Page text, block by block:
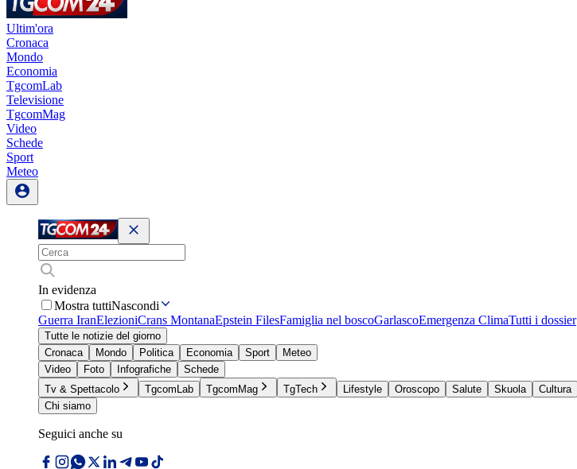
Ultim'ora
Cronaca
Mondo
Economia
TgcomLab
Televisione
TgcomMag
Video
Schede
Sport
Meteo
In evidenza
Mostra tuttiNascondi
Guerra IranElezioniCrans MontanaEpstein FilesFamiglia nel boscoGarlascoEmergenza ClimaTutti i dossier
Tutte le notizie del giorno
Cronaca
Mondo Politica Economia Sport
Meteo
Video
Foto Infografiche
Schede
Tv & Spettacolo
TgcomLab TgcomMag TgTech Lifestyle Oroscopo Salute Skuola Cultura
Chi siamo
Seguici anche su